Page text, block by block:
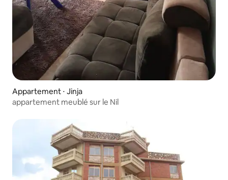
Appartement ⋅ Jinja
appartement meublé sur le Nil